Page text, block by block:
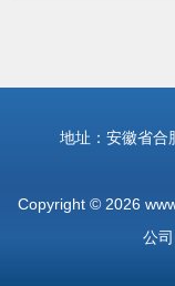
地址：安徽省合
Copyright © 2026
公司